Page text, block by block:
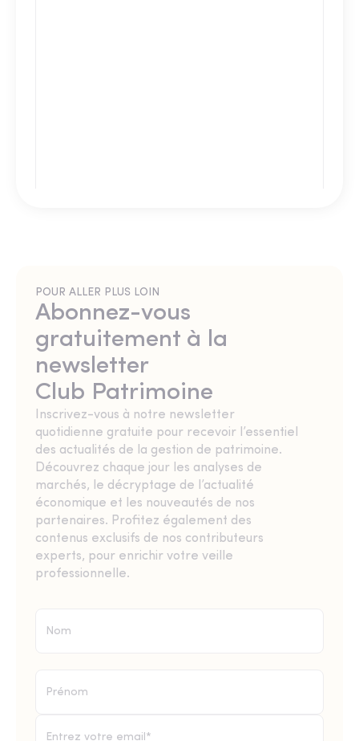
POUR ALLER PLUS LOIN
Abonnez-vous
gratuitement à la
newsletter
Club Patrimoine
Inscrivez-vous à notre newsletter
quotidienne gratuite pour recevoir l’essentiel
des actualités de la gestion de patrimoine.
Découvrez chaque jour les analyses de
marchés, le décryptage de l’actualité
économique et les nouveautés de nos
partenaires. Profitez également des
contenus exclusifs de nos contributeurs
experts, pour enrichir votre veille
professionnelle.